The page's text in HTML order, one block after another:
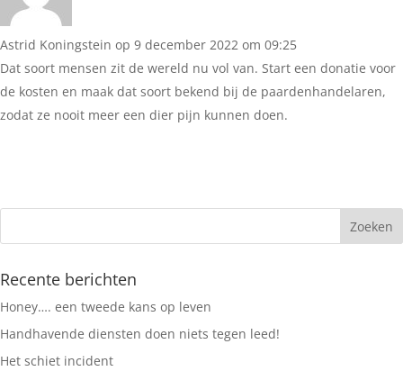
Astrid Koningstein op 9 december 2022 om 09:25
Dat soort mensen zit de wereld nu vol van. Start een donatie voor
de kosten en maak dat soort bekend bij de paardenhandelaren,
zodat ze nooit meer een dier pijn kunnen doen.
Recente berichten
Honey…. een tweede kans op leven
Handhavende diensten doen niets tegen leed!
Het schiet incident